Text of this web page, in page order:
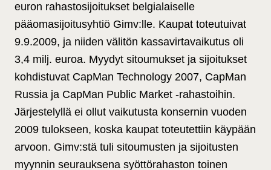
euron rahastosijoitukset belgialaiselle
pääomasijoitusyhtiö Gimv:lle. Kaupat toteutuivat
9.9.2009, ja niiden välitön kassavirtavaikutus oli
3,4 milj. euroa. Myydyt sitoumukset ja sijoitukset
kohdistuvat CapMan Technology 2007, CapMan
Russia ja CapMan Public Market -rahastoihin.
Järjestelyllä ei ollut vaikutusta konsernin vuoden
2009 tulokseen, koska kaupat toteutettiin käypään
arvoon. Gimv:stä tuli sitoumusten ja sijoitusten
myynnin seurauksena syöttörahaston toinen